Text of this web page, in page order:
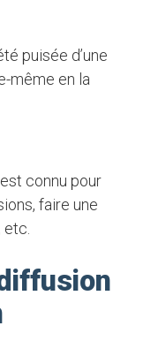
même en la
faire une